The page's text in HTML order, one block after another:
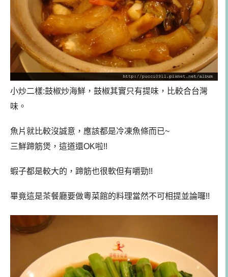
小炒二樣:鼓椒炒海鮮，鼓椒其實只有提味，比較合台灣
味。
魚片就比較沒誠意，應該都是冷凍魚條而已~
三鮮蹄筋煲，這道還OK啦!!
蝦子都是較大的，蹄筋也很軟但有嚼勁!!
畢竟這是茶餐廳要做粵菜館的料理當然不可相提並論囉!!